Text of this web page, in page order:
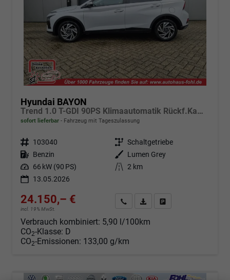
Hyundai BAYON
Trend 1.0 T-GDI 90PS Klimaautomatik Rückf.Kamera Parksensoren Sitzheizung Lenkradheizung Bluetooth Touchscreen Tempomat Apple CarPlay + Android Auto 16"LM
sofort lieferbar Fahrzeug mit Tageszulassung
Fahrzeugnr. 103040 Getriebe Schaltgetriebe
Kraftstoff Benzin Außenfarbe
Lumen Grey
Leistung 66 kW (90 PS) Kilometerstand 2 km
13.05.2026
24.150,– €
incl. 19% MwSt.
Angebot anfordern
Fahrzeugexpose (PDF)
Verbrauch kombiniert: 5,90 l/100km
CO2-Klasse: D
CO2-Emissionen: 133,00 g/km